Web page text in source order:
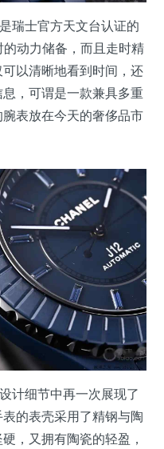
瑞士官方天文台认证的
动力储备，而且走时精
以清晰地看到时间，还
，可谓是一款兼具多重
表放在今天的奢侈品市
计细节中再一次展现了
的表壳采用了精钢与陶
，又拥有陶瓷的轻盈，